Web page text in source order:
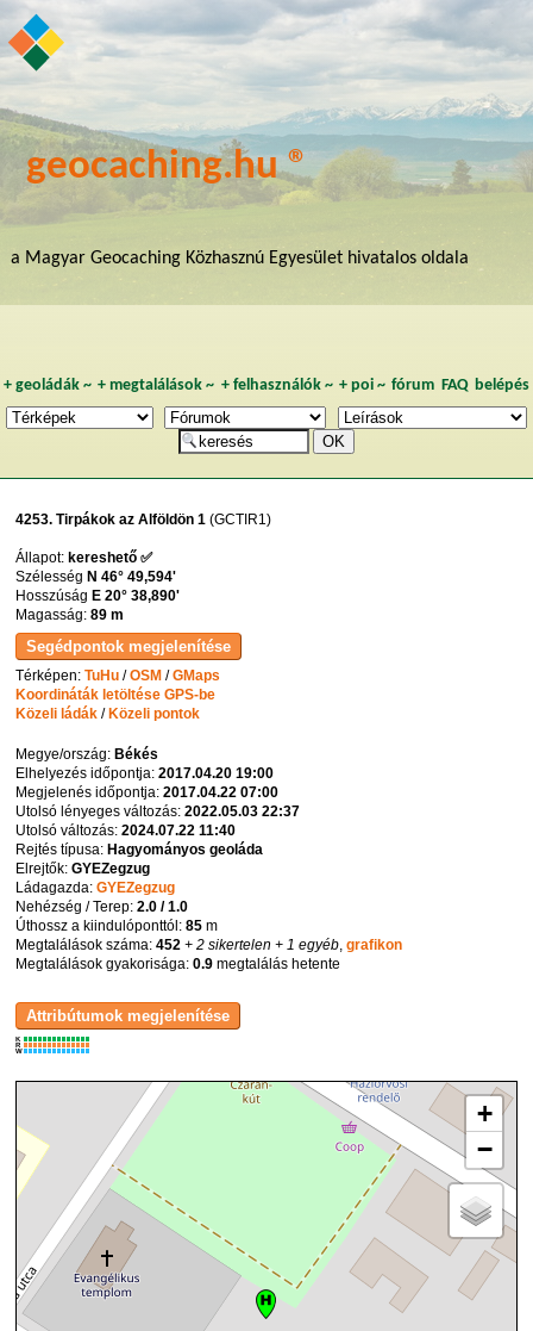
geocaching.hu ®
a Magyar Geocaching Közhasznú Egyesület hivatalos oldala
+ geoládák~ +megtalálások ~ + felhasználók~ + poi~ fórum FAQ belépés
4253. Tirpákok az Alföldön 1 (GCTIR1)
Állapot: kereshető ✅
Szélesség N 46° 49,594'
Hosszúság E 20° 38,890'
Magasság:89 m
Térképen:TuHu /OSM /GMaps
Koordináták letöltése GPS-be
Közeli ládák / Közeli pontok
Megye/ország: Békés
Elhelyezés időpontja:2017.04.20 19:00
Megjelenés időpontja:2017.04.22 07:00
Utolsó lényeges változás:2022.05.03 22:37
Utolsó változás:2024.07.22 11:40
Rejtés típusa: Hagyományos geoláda
Elrejtők:GYEZegzug
Ládagazda:GYEZegzug
Nehézség / Terep:2.0 / 1.0
Úthossz a kiindulóponttól:85 m
Megtalálások száma:452 + 2 sikertelen + 1 egyéb,grafikon
Megtalálások gyakorisága:0.9 megtalálás hetente
K
R
W
+
−